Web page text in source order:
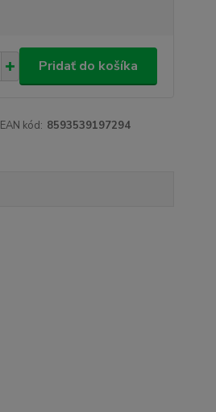
Pridať do košíka
EAN kód: 8593539197294